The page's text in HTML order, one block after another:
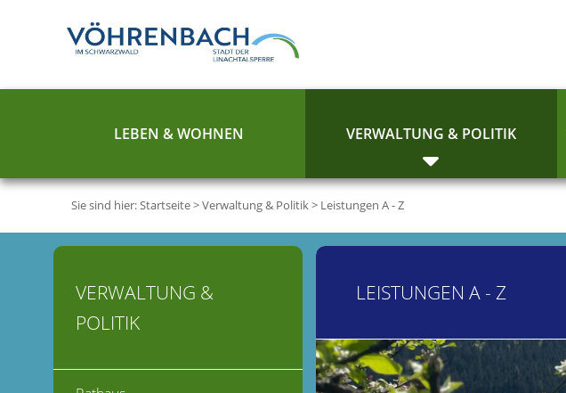
LEBEN & WOHNEN VERWALTUNG & POLITIK
Sie sind hier:Startseite>Verwaltung & Politik> Leistungen A - Z
LEISTUNGEN A - Z
VERWALTUNG &
POLITIK